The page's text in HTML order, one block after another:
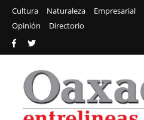
Cultura Naturaleza Empresarial
Opinión
Directorio